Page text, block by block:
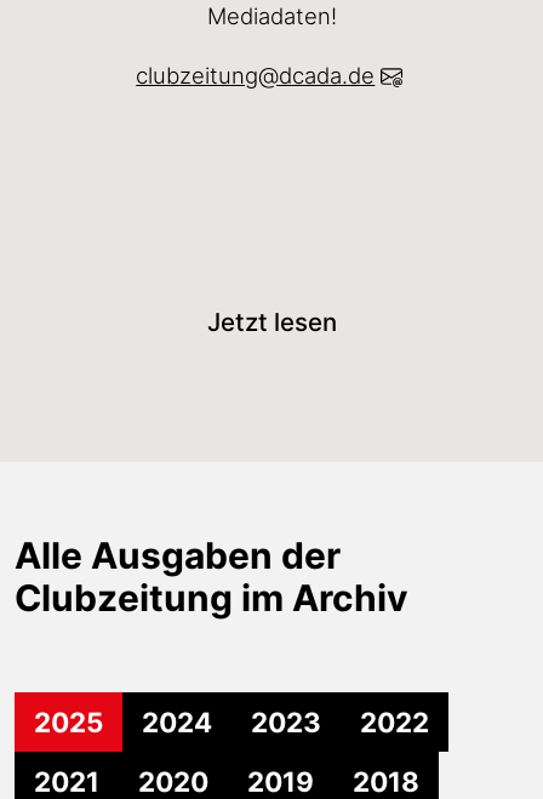
Mediadaten!
clubzeitung@dcada.de
Jetzt lesen
Alle Ausgaben der
Clubzeitung im Archiv
2025 2024 2023
2022
2021
2020 2019
2018